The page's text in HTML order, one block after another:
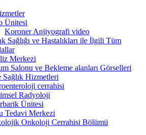
Ünitesi
Koroner Anjiyografi video
Sağlığı ve Hastalıkları ile İlgili Tüm
Merkezi
Salonu ve Bekleme alanları Görselleri
Sağlık Hizmetleri
cerrahisi
Radyoloji
Ünitesi
Tedavi Merkezi
Onkoloji Cerrahisi Bölümü